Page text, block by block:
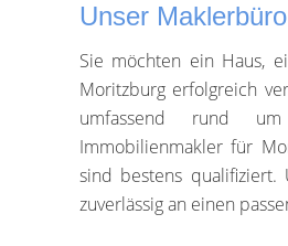
Unser
Sie möchten ein Haus,
Moritzburg erfolgreich
umfassend rund um
Immobilienmakler für
sind bestens
zuverlässig an einen